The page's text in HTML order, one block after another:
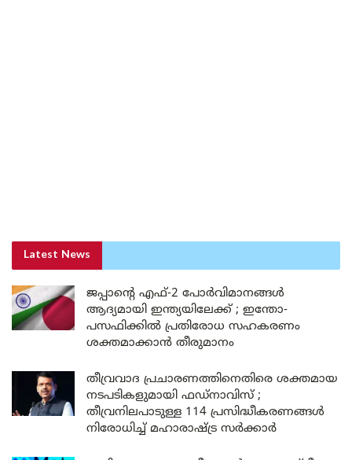
Latest News
ജപ്പാന്റെ എഫ്-2 പോർവിമാനങ്ങൾ
ആദ്യമായി ഇന്ത്യയിലേക്ക് ; ഇന്തോ-
പസഫിക്കിൽ പ്രതിരോധ സഹകരണം
ശക്തമാക്കാൻ തീരുമാനം
തീവ്രവാദ പ്രചാരണത്തിനെതിരെ ശക്തമായ
നടപടികളുമായി ഫഡ്നാവിസ് ;
തീവ്രനിലപാടുള്ള 114 പ്രസിദ്ധീകരണങ്ങൾ
നിരോധിച്ച് മഹാരാഷ്ട്ര സർക്കാർ